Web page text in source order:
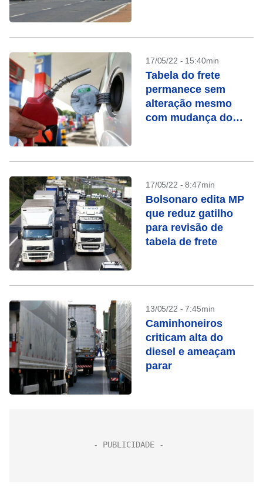
17/05/22 - 15:40min
Tabela do frete
permanece sem
alteração mesmo
com mudança do
17/05/22 - 8:47min
Bolsonaro edita MP
que reduz gatilho
para revisão de
tabela de frete
13/05/22 - 7:45min
Caminhoneiros
criticam alta do
diesel e ameaçam
parar